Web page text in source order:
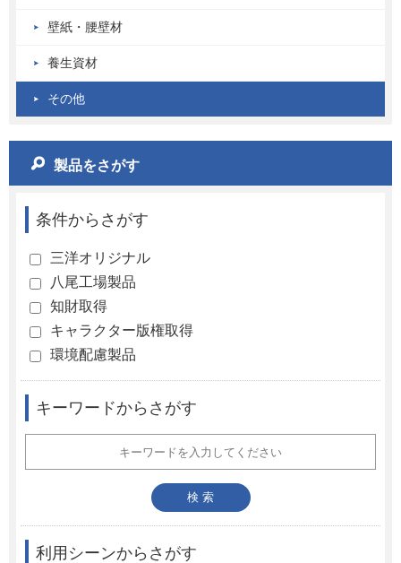
壁紙・腰壁材
養生資材
その他
製品をさがす
条件からさがす
三洋オリジナル
八尾工場製品
知財取得
キャラクター版権取得
環境配慮製品
キーワードからさがす
利用シーンからさがす